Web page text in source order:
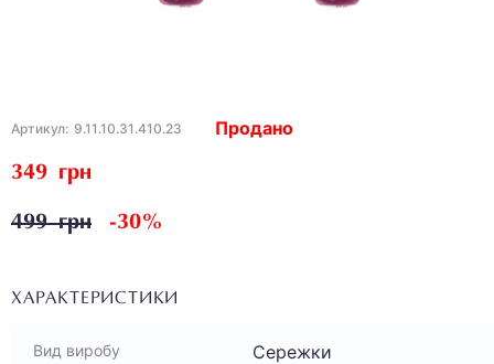
Артикул: 9.11.10.31.410.23
349 грн
499 грн -30%
Продано
ХАРАКТЕРИСТИКИ
Вид виробу Сережки